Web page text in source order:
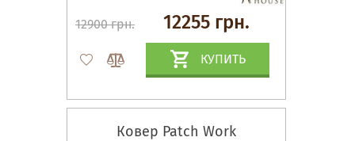
12900 грн. 12255 грн.
КУПИТЬ
Ковер Patch Work